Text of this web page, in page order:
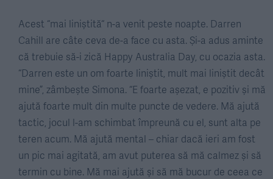
Acest “mai liniștită“ n-a venit peste noapte. Darren
Cahill are câte ceva de-a face cu asta. Și-a adus aminte
că trebuie să-i zică Happy Australia Day, cu ocazia asta.
“Darren este un om foarte liniștit, mult mai liniștit decât
mine”, zâmbește Simona. “E foarte așezat, e pozitiv și mă
ajută foarte mult din multe puncte de vedere. Mă ajută
tactic, jocul l-am schimbat împreună cu el, sunt alta pe
teren acum. Mă ajută mental – chiar dacă ieri am fost
un pic mai agitată, am avut puterea să mă calmez și să
termin cu bine. Mă mai ajută și să mă bucur de ceea ce